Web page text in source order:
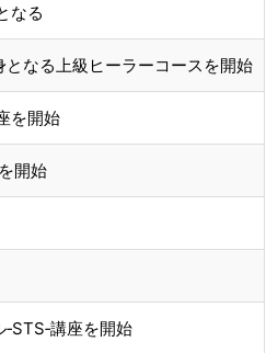
なる
なる上級ヒーラーコースを開始
を開始
開始
講座を開始